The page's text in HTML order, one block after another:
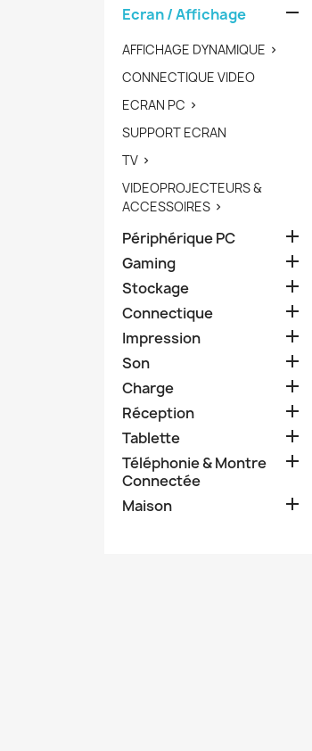
Ecran / Affichage 
AFFICHAGE DYNAMIQUE 
CONNECTIQUE VIDEO
ECRAN PC 
SUPPORT ECRAN
TV 
VIDEOPROJECTEURS &
ACCESSOIRES 
Périphérique PC 
Gaming 
Stockage 
Connectique 
Impression 
Son 
Charge 
Réception 
Tablette 
Téléphonie & Montre
Connectée

Maison 